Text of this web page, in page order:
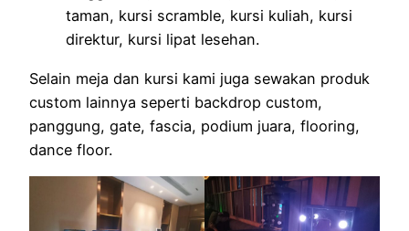
taman, kursi scramble, kursi kuliah, kursi
direktur, kursi lipat lesehan.
Selain meja dan kursi kami juga sewakan produk
custom lainnya seperti backdrop custom,
panggung, gate, fascia, podium juara, flooring,
dance floor.